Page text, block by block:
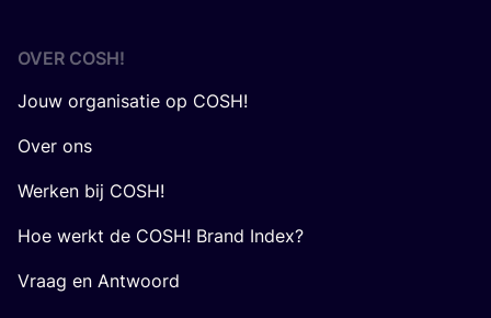
OVER COSH!
Jouw organisatie op COSH!
Over ons
Werken bij COSH!
Hoe werkt de COSH! Brand Index?
Vraag en Antwoord